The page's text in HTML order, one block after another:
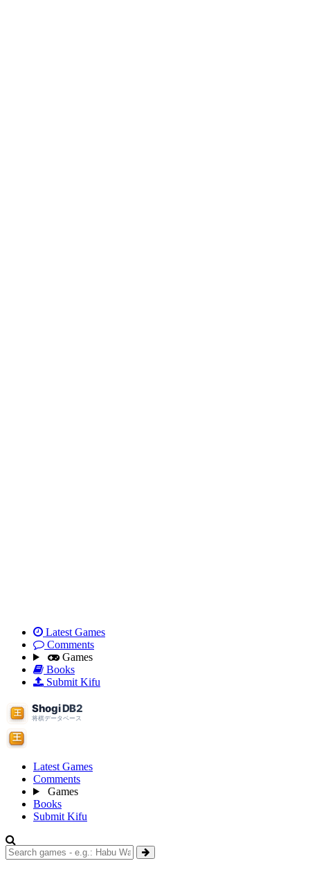
Latest Games
Comments
Games
Books
Submit Kifu
Latest Games
Comments
Games
Books
Submit Kifu